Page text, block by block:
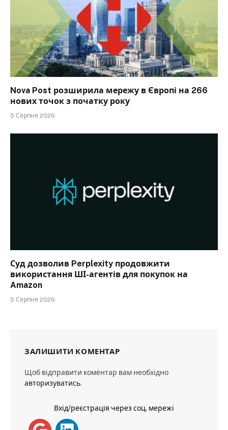
Nova Post розширила мережу в Європі на 266
нових точок з початку року
5 Серпня 2026
Суд дозволив Perplexity продовжити
використання ШІ-агентів для покупок на
Amazon
5 Серпня 2026
ЗАЛИШИТИ КОМЕНТАР
Щоб відправити коментар вам необхідно
авторизуватись.
Вхід/реєстрація через соц. мережі